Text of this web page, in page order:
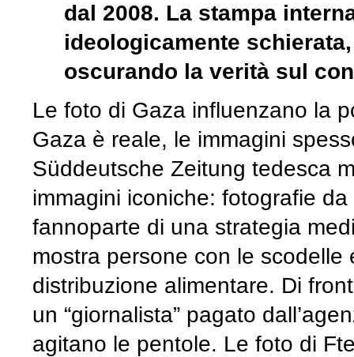
dal 2008. La stampa
ideologicamente
oscurando la verità sul
Le foto di Gaza influenzano la
Gaza è reale, le immagini
Süddeutsche Zeitung tedesca
immagini iconiche: fotografie
fannoparte di una strategia
mostra persone con le
distribuzione alimentare. Di
un “giornalista” pagato
agitano le pentole. Le foto di